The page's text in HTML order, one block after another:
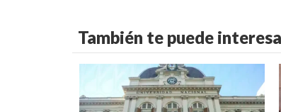
También te puede